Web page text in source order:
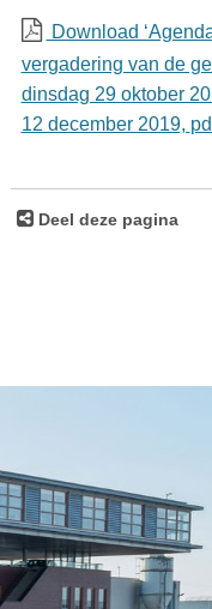
Download
vergadering van de
dinsdag 29 oktober
12 december 2019,
Deel deze pagina